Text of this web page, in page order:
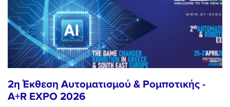
2η Έκθεση Αυτοματισμού & Ρομποτικής -
A+R EXPO 2026